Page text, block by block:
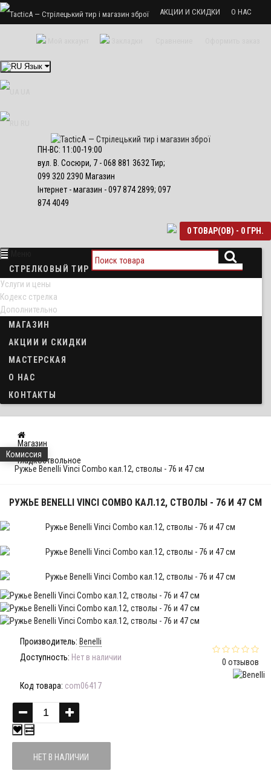
АКЦИИ И СКИДКИ О НАС
Язык
ПН-ВС: 11:00-19:00
вул. В. Сосюри, 7 - 068 881 3632 Тир;
099 320 2390 Магазин
Інтернет - магазин - 097 874 2899; 097
874 4049
0 ТОВАР(ОВ) - 0 ГРН.
СТРЕЛКОВЫЙ ТИР
Услуги и цены
Кодекс стрелка
Дополнительно
МАГАЗИН
АКЦИИ И СКИДКИ
МАСТЕРСКАЯ
О НАС
КОНТАКТЫ
Магазин
Оружие
Гладкоствольное
Ружье Benelli Vinci Combo кал.12, стволы - 76 и 47 см
РУЖЬЕ BENELLI VINCI COMBO КАЛ.12, СТВОЛЫ - 76 И 47 СМ
Комиссия
0 отзывов
Производитель: Benelli
Доступность: Нет в наличии
Код товара: com06417
НЕТ В НАЛИЧИИ